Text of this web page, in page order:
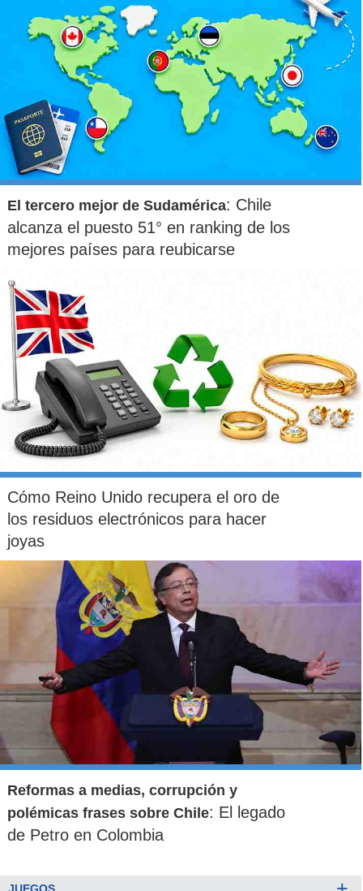
El tercero mejor de Sudamérica: Chile
alcanza el puesto 51° en ranking de los
mejores países para reubicarse
Cómo Reino Unido recupera el oro de
los residuos electrónicos para hacer
joyas
Reformas a medias, corrupción y
polémicas frases sobre Chile: El legado
de Petro en Colombia
JUEGOS